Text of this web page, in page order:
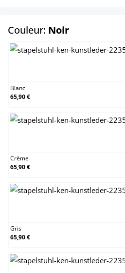
Couleur: Noirselect
Blanc
65,90 €
Crème
65,90 €
Gris
65,90 €